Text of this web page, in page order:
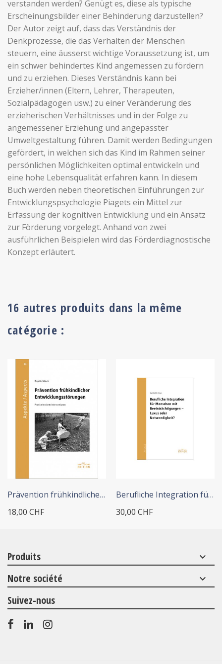
verstanden werden? Genügt es, diese als typische
Erscheinungsbilder einer Behinderung darzustellen?
Der Autor zeigt auf, dass das Verständnis der
Denkprozesse, die das Verhalten der Menschen
steuern, eine äusserst wichtige Voraussetzung ist, um
ein schwer behindertes Kind angemessen zu fördern
und zu erziehen. Dieses Verständnis kann bei
Erzieher/innen (Eltern, Lehrer, Therapeuten,
Sozialpädagogen usw.) zu einer Veränderung des
erzieherischen Verhältnisses und in der Folge zu
angemessener Erziehung und angepasster
Umweltgestaltung führen. Damit werden Bedingungen
gefördert, in welchen sich das Kind im Rahmen seiner
persönlichen Möglichkeiten optimal entwickeln und
eine hohe Lebensqualität erfahren kann. In diesem
Buch werden neben theoretischen Einführungen zur
Entwicklungspsychologie Piagets ein Mittel zur
Erfassung der kognitiven Entwicklung und ein Ansatz
zur Förderung vorgelegt. Anhand von zwei
ausführlichen Beispielen wird das Förderdiagnostische
Konzept erläutert.
16 autres produits dans la même
catégorie :
Prävention frühkindlicher...
18,00 CHF
Berufliche Integration für...
30,00 CHF
Produits keyboard_arrow_down
Notre société keyboard_arrow_down
Suivez-nous